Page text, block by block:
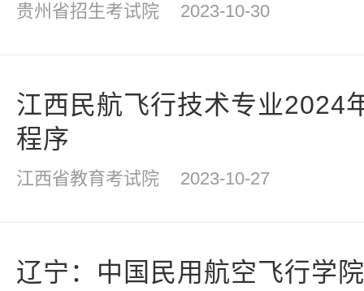
贵州省招生考试院 2023-10-30
江西民航飞行技术专业2024
程序
江西省教育考试院 2023-10-27
辽宁：中国民用航空飞行学